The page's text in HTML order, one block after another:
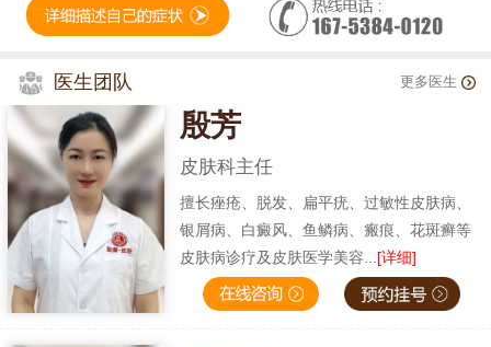
医生团队 更多医生
殷芳
皮肤科主任
擅长痤疮、脱发、扁平疣、过敏性皮肤病、
银屑病、白癜风、鱼鳞病、瘢痕、花斑癣等
皮肤病诊疗及皮肤医学美容... [详细]